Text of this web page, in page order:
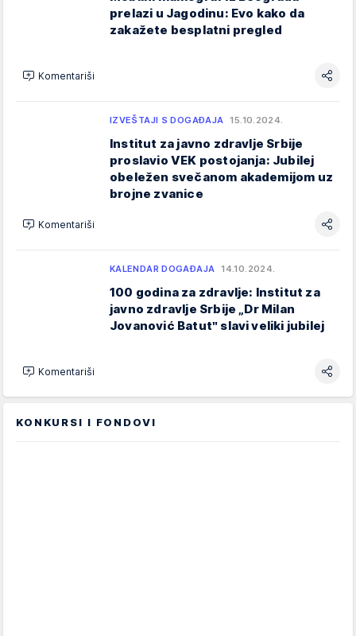
prеlаzi u Јаgоdinu: Evo kako da
zakažete besplatni pregled
Komentariši
IZVEŠTAJI S DOGAĐAJA 15.10.2024.
Institut za javno zdravlje Srbije
proslavio VEK postojanja: Jubilej
obeležen svečanom akademijom uz
brojne zvanice
Komentariši
KALENDAR DOGAĐAJA 14.10.2024.
100 godina za zdravlje: Institut za
javno zdravlje Srbije „Dr Milan
Jovanović Batutʺ slavi veliki jubilej
Komentariši
KONKURSI I FONDOVI